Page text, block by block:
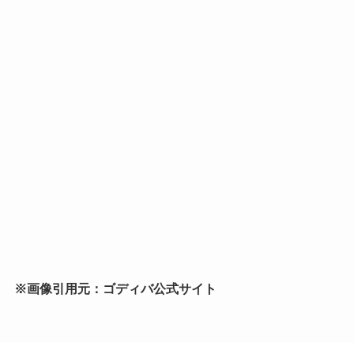
※画像引用元：ゴディバ公式サイト